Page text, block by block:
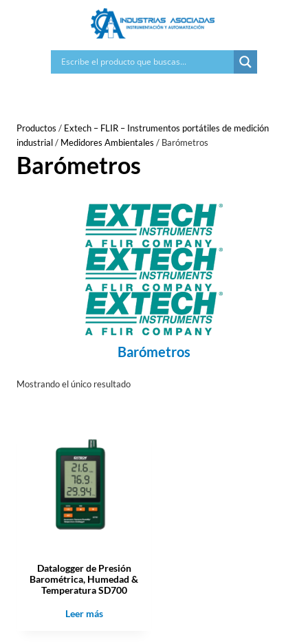
Productos / Extech – FLIR – Instrumentos portátiles de medición
industrial/ Medidores Ambientales / Barómetros
Barómetros
Barómetros
Mostrando el único resultado
Datalogger de Presión
Barométrica, Humedad &
Temperatura SD700
Leer más